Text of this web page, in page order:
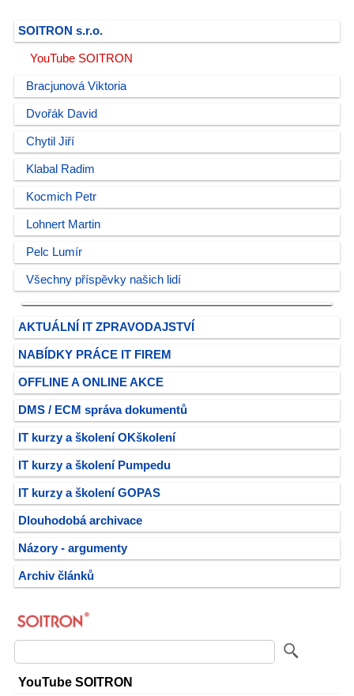
SOITRON s.r.o.
YouTube SOITRON
Bracjunová Viktoria
Dvořák David
Chytil Jiří
Klabal Radim
Kocmich Petr
Lohnert Martin
Pelc Lumír
Všechny příspěvky našich lidí
AKTUÁLNÍ IT ZPRAVODAJSTVÍ
NABÍDKY PRÁCE IT FIREM
OFFLINE A ONLINE AKCE
DMS / ECM správa dokumentů
IT kurzy a školení OKškolení
IT kurzy a školení Pumpedu
IT kurzy a školení GOPAS
Dlouhodobá archivace
Názory - argumenty
Archiv článků
YouTube SOITRON